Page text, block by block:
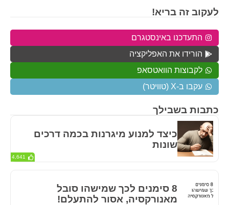
כתבות בשבילך
כיצד למנוע מיגרנות בכמה דרכים
שונות
4,641
8 סימנים לכך שמישהו סובל
מאנורקסיה, אסור להתעלם!
לעקוב זה בריא!
התעדכנו באינסטגרם
הורידו את האפליקציה
לקבוצות הוואטסאפ
עקבו ב-X (טוויטר)